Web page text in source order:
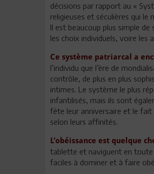
décisions par rapport au «
religieuses et séculières qui
Il est beaucoup plus simple
les choix individuels, voire les
Ce système patriarcal a
l’individu que l’ère de
contrôle, de plus en plus
intimes. Le système le plus
infantilisés, mais ils sont
fête leur anniversaire et le fait
selon leurs affinités.
L’obéissance est quelque
tablette et naviguent en toute
faciles à dominer et à faire